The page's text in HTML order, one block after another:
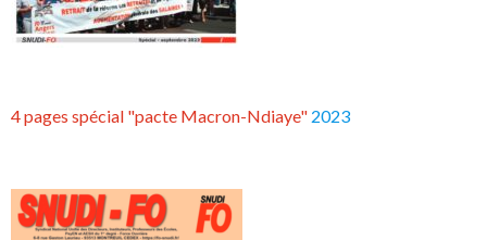
4 pages spécial "pacte Macron-Ndiaye" 2023